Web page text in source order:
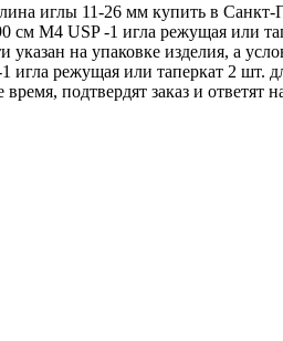
иглы 11-26 мм купить в Санкт-
М4 USP -1 игла режущая или
на упаковке изделия, а
режущая или таперкат 2 шт.
подтвердят заказ и ответят